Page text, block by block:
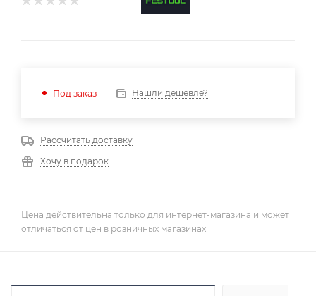
Под заказ Нашли дешевле?
Рассчитать доставку
Хочу в подарок
Цена действительна только для интернет-магазина и может
отличаться от цен в розничных магазинах